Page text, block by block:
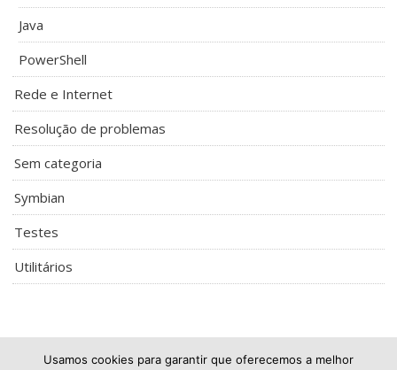
Java
PowerShell
Rede e Internet
Resolução de problemas
Sem categoria
Symbian
Testes
Utilitários
Usamos cookies para garantir que oferecemos a melhor